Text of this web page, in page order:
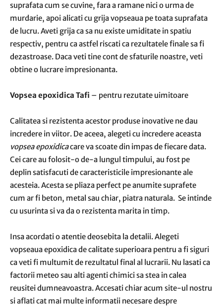
suprafata cum se cuvine, fara a ramane nici o urma de
murdarie, apoi alicati cu grija vopseaua pe toata suprafata
de lucru. Aveti grija ca sa nu existe umiditate in spatiu
respectiv, pentru ca astfel riscati ca rezultatele finale sa fi
dezastroase. Daca veti tine cont de sfaturile noastre, veti
obtine o lucrare impresionanta.
Vopsea epoxidica Tafi – pentru rezutate uimitoare
Calitatea si rezistenta acestor produse inovative ne dau
incredere in viitor. De aceea, alegeti cu incredere aceasta
vopsea epoxidicacare va scoate din impas de fiecare data.
Cei care au folosit-o de-a lungul timpului, au fost pe
deplin satisfacuti de caracteristicile impresionante ale
acesteia. Acesta se pliaza perfect pe anumite suprafete
cum ar fi beton, metal sau chiar, piatra naturala. Se intinde
cu usurinta si va da o rezistenta marita in timp.
Insa acordati o atentie deosebita la detalii. Alegeti
vopseaua epoxidica de calitate superioara pentru a fi siguri
ca veti fi multumit de rezultatul final al lucrarii. Nu lasati ca
factorii meteo sau alti agenti chimici sa stea in calea
reusitei dumneavoastra. Accesati chiar acum site-ul nostru
si aflati cat mai multe informatii necesare despre